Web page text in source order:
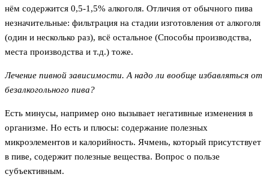
нём содержится 0,5-1,5% алкоголя. Отличия от обычного пива
незначительные: фильтрация на стадии изготовления от алкоголя
(один и несколько раз), всё остальное (Способы производства,
места производства и т.д.) тоже.
Лечение пивной зависимости. А надо ли вообще избавляться от
безалкогольного пива?
Есть минусы, например оно вызывает негативные изменения в
организме. Но есть и плюсы: содержание полезных
микроэлементов и калорийность. Ячмень, который присутствует
в пиве, содержит полезные вещества. Вопрос о пользе
субъективным.